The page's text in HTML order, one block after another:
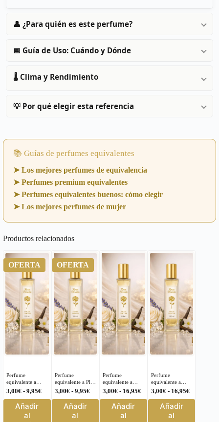
👤 ¿Para quién es este perfume?
📅 Guía de Uso: Cuándo y Dónde
🌡️ Clima y Rendimiento
💡 Por qué elegir esta referencia
📚 Guías de perfumes equivalentes
➤ Los mejores perfumes de equivalencia
➤ Perfumes premium equivalentes
➤ Perfumes equivalentes buenos: cómo elegir
➤ Los mejores perfumes de mujer
Productos relacionados
OFERTA
Perfume
equivalente a
Afternoon Swim-
Louis Vuitton
Unisex – U10
3,00€ - 9,95€Rango
de
Añadir
al
Este
producto
OFERTA
Perfume
equivalente a Play
Givenchy para
Hombre – 164
3,00€ - 9,95€Rango
de
Añadir
al
Este
producto
Perfume
equivalente a
Fierce & Fitch
Abercrombie para
Hombre – 126
3,00€ - 16,95€Rango
de
precios:
Añadir
al
Este
producto
Perfume
equivalente a
Pardon
Nasomatto para
Hombre – 274
3,00€ - 16,95€Rango
de
Añadir
al
Este
producto